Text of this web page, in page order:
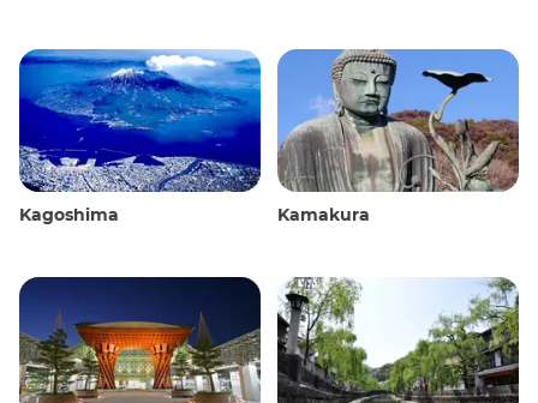
Kagoshima Kamakura